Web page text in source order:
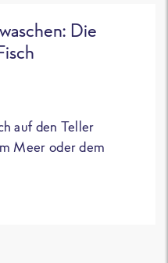
Die
auf den Teller
Meer oder dem